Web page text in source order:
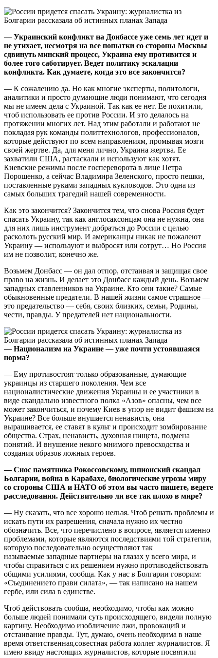
— Украинский конфликт на Донбассе уже семь лет идет и
не утихает, несмотря на все попытки со стороны Москвы
сдвинуть минский процесс, Украина ему противится и
более того саботирует. Ведет политику эскалации
конфликта. Как думаете, когда это все закончится?
— К сожалению да. Но как многие эксперты, политологи,
аналитики и просто думающие люди понимают, что сегодня
мы не имеем дела с Украиной. Так как ее нет. Ее похитили,
чтоб использовать ее против России. И это делалось на
протяжении многих лет. Над этим работали и работают не
покладая рук команды политтехнологов, профессионалов,
которые действуют по всем направлениям, промывая мозги
своей жертве. Да, для меня лично, Украина жертва. Ее
захватили США, растаскали и используют как хотят.
Киевские режимы после госпереворота в лице Петра
Порошенко, а сейчас Владимира Зеленского, просто пешки,
поставленные руками западных кукловодов. Это одна из
самых больших трагедий нашей современности.
Как это закончится? Закончится тем, что снова Россия будет
спасать Украину, так как англосаксонцам она не нужна, она
для них лишь инструмент добраться до России с целью
расколоть русский мир. И американцы никак не пожалеют
Украину — используют и выбросят или сотрут… Но Россия
им не позволит, конечно же.
Возьмем Донбасс — он дал отпор, отстаивая и защищая свое
право на жизнь. И делает это Донбасс каждый день. Возьмем
западных ставленников на Украине. Кто они такие? Самые
обыкновенные предатели. В нашей жизни самое страшное —
это предательство — себя, своих близких, семьи, Родины,
чести, правды. У предателей нет национальности.
— Национализм на Украине — уже почти устоявшаяся
норма?
— Ему противостоят только образованные, думающие
украинцы из старшего поколения. Чем все
националистические движения Украины и ее участники в
виде скандально известного полка «Азов» опасны, чем все
может закончиться, и почему Киев в упор не видит фашизм на
Украине? Все больше внушается ненависть, она
выращивается, ее ставят в культ и происходит зомбирование
общества. Страх, ненависть, духовная нищета, подмена
понятий. И внушение некого мнимого превосходства и
создания образов ложных героев.
— Снос памятника Рокоссовскому, шпионский скандал
Болгарии, война в Карабахе, биологические угрозы миру
со стороны США и НАТО об этом вы часто пишете, ведете
расследования. Действительно ли все так плохо в мире?
— Ну сказать, что все хорошо нельзя. Чтоб решать проблемы и
искать пути их разрешения, сначала нужно их честно
обозначить. Все, что перечислено в вопросе, является именно
проблемами, которые являются последствиями той стратегии,
которую последовательно осуществляют так
называемые западные партнеры на глазах у всего мира, и
чтобы справиться с их решением нужно противодействовать
общими усилиями, сообща. Как у нас в Болгарии говорим:
«Съединението прави силата», — так написано на нашем
гербе, или сила в единстве.
Чтоб действовать сообща, необходимо, чтобы как можно
больше людей понимали суть происходящего, видели полную
картину. Необходимо изобличение лжи, провокаций и
отстаивание правды. Тут, думаю, очень необходима в наше
время ответственная,совестная работа коллег журналистов. Я
имею ввиду настоящих журналистов, которые посвятили